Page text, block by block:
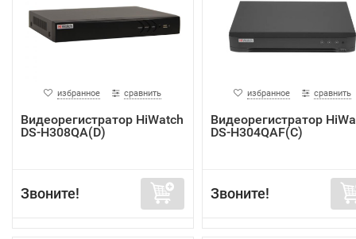
избранное сравнить
Видеорегистратор HiWatch
DS-H308QA(D)
Звоните!
избранное сравнить
Видеорегистратор
DS-H304QAF(C)
Звоните!